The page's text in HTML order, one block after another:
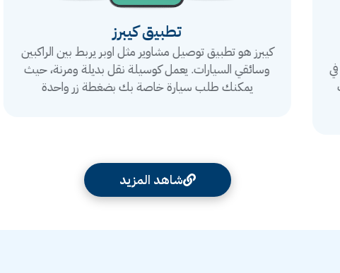
تطبيق كيبرز
كيبرز هو تطبيق توصيل مشاوير مثل اوبر يربط بين الراكبين
وسائقي السيارات. يعمل كوسيلة نقل بديلة ومرنة، حيث
يمكنك طلب سيارة خاصة بك بضغطة زر واحدة
شاهد المزيد